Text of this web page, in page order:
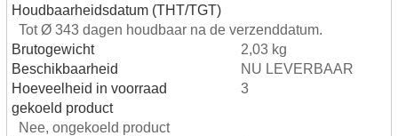
Houdbaarheidsdatum (THT/TGT)
Tot Ø 343 dagen houdbaar na de verzenddatum.
Brutogewicht
2,03 kg
Beschikbaarheid
NU LEVERBAAR
Hoeveelheid in voorraad
3
gekoeld product
Nee, ongekoeld product